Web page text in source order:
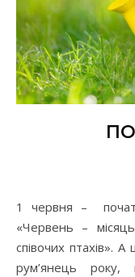
1 червня – початок літа. Народна приказка каже
«Червень –
співочих птахів».
рум’янець року,